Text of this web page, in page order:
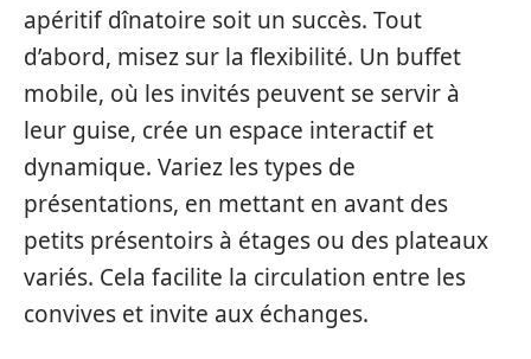
apéritif dînatoire soit un succès. Tout
d’abord, misez sur la flexibilité. Un buffet
mobile, où les invités peuvent se servir à
leur guise, crée un espace interactif et
dynamique. Variez les types de
présentations, en mettant en avant des
petits présentoirs à étages ou des plateaux
variés. Cela facilite la circulation entre les
convives et invite aux échanges.